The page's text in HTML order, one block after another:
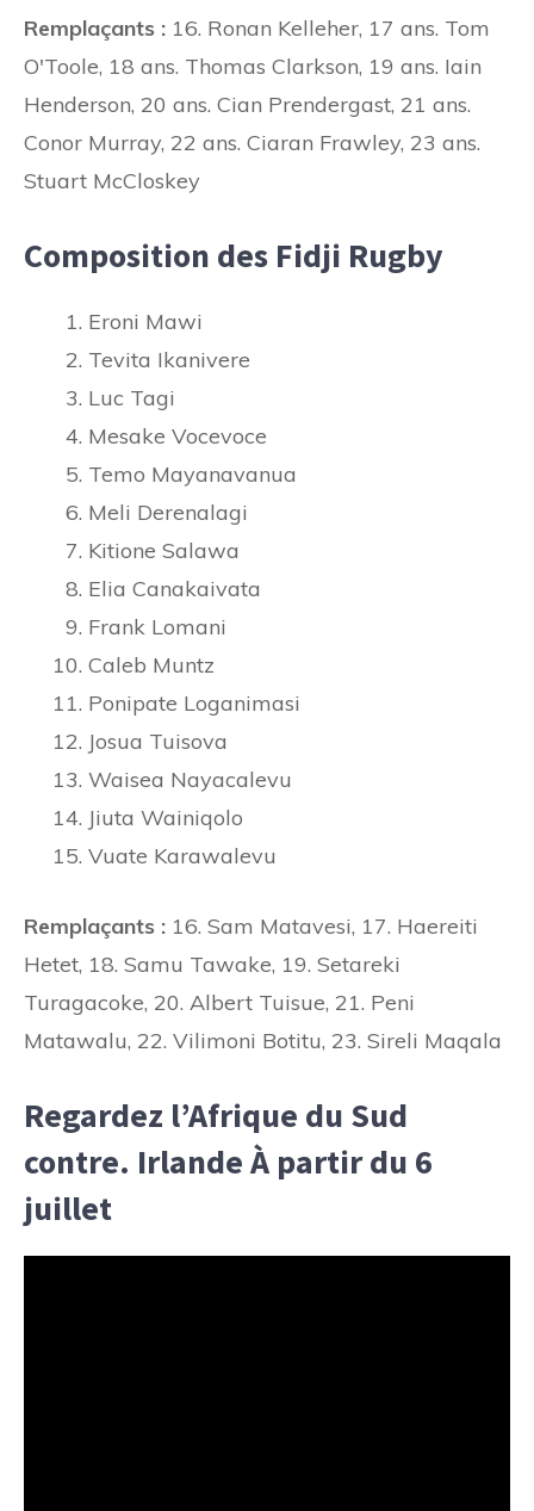
Remplaçants : 16. Ronan Kelleher, 17 ans. Tom
O'Toole, 18 ans. Thomas Clarkson, 19 ans. Iain
Henderson, 20 ans. Cian Prendergast, 21 ans.
Conor Murray, 22 ans. Ciaran Frawley, 23 ans.
Stuart McCloskey
Composition des Fidji Rugby
Eroni Mawi
Tevita Ikanivere
Luc Tagi
Mesake Vocevoce
Temo Mayanavanua
Meli Derenalagi
Kitione Salawa
Elia Canakaivata
Frank Lomani
Caleb Muntz
Ponipate Loganimasi
Josua Tuisova
Waisea Nayacalevu
Jiuta Wainiqolo
Vuate Karawalevu
Remplaçants : 16. Sam Matavesi, 17. Haereiti
Hetet, 18. Samu Tawake, 19. Setareki
Turagacoke, 20. Albert Tuisue, 21. Peni
Matawalu, 22. Vilimoni Botitu, 23. Sireli Maqala
Regardez l’Afrique du Sud
contre. Irlande À partir du 6
juillet